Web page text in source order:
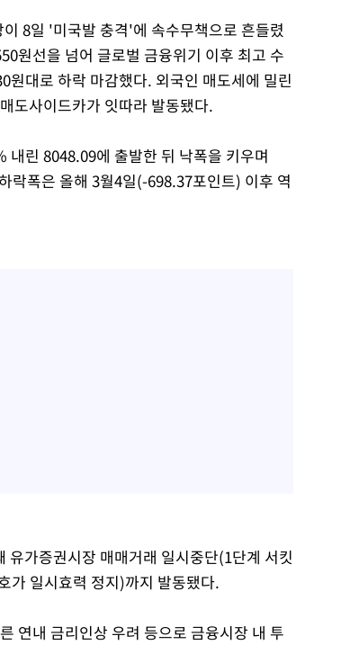
8일 '미국발 충격'에 속수무책으로 흔들렸
원선을 넘어 글로벌 금융위기 이후 최고 수
대로 하락 마감했다. 외국인 매도세에 밀린
도사이드카가 잇따라 발동됐다.
린 8048.09에 출발한 뒤 낙폭을 키우며
락폭은 올해 3월4일(-698.37포인트) 이후 역
가증권시장 매매거래 일시중단(1단계 서킷
가 일시효력 정지)까지 발동됐다.
연내 금리인상 우려 등으로 금융시장 내 투